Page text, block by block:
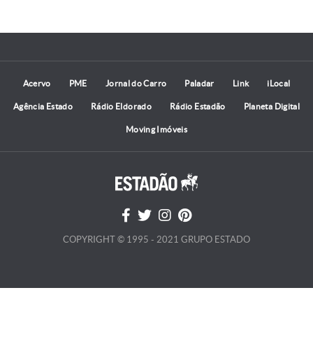
Acervo PME Jornal do Carro Paladar Link iLocal
Agência Estado Rádio Eldorado Rádio Estadão Planeta Digital
Moving Imóveis
COPYRIGHT © 1995 - 2021 GRUPO ESTADO